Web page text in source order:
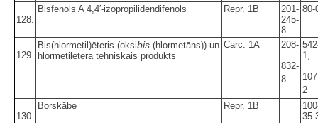
128.
Bisfenols A 4,4′-izopropilidēndifenols Repr. 1B
201-
245-
8
80-
129.
Bis(hlormetil)ēteris (oksibis-(hlormetāns)) un
hlormetilētera tehniskais produkts
Carc. 1A
208-
832-
8
1,
2
130.
Borskābe Repr. 1B
35-